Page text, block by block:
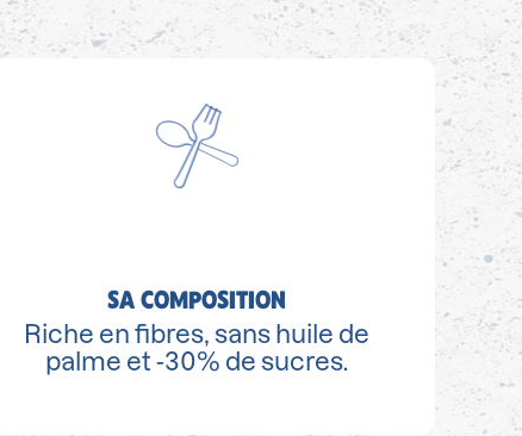
SA COMPOSITION
Riche en fibres, sans huile de
palme et -30% de sucres.